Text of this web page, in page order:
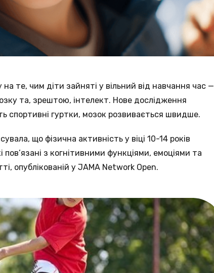
те, чим діти зайняті у вільний від навчання час —
та, зрештою, інтелект. Нове дослідження
спортивні гуртки, мозок розвивається швидше.
що фізична активність у віці 10-14 років
з когнітивними функціями, емоціями та
опублікованій у JAMA Network Open.